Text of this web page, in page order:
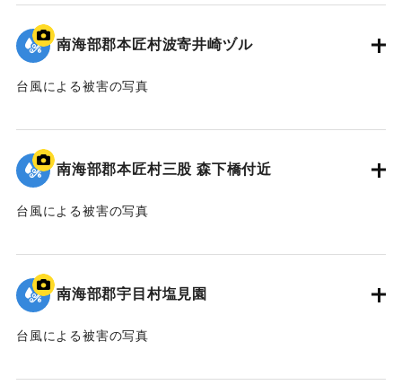
｜固有コード:00635015
南海部郡本匠村波寄井崎ヅル
台風による被害の写真
｜固有コード:00635016
南海部郡本匠村三股 森下橋付近
台風による被害の写真
｜固有コード:00635017
南海部郡宇目村塩見園
台風による被害の写真
｜固有コード:00635018